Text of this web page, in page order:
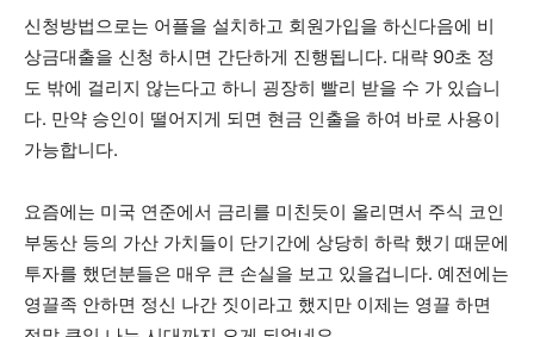
신청방법으로는 어플을 설치하고 회원가입을 하신다음에 비
상금대출을 신청 하시면 간단하게 진행됩니다. 대략 90초 정
도 밖에 걸리지 않는다고 하니 굉장히 빨리 받을 수 가 있습니
다. 만약 승인이 떨어지게 되면 현금 인출을 하여 바로 사용이
가능합니다.
요즘에는 미국 연준에서 금리를 미친듯이 올리면서 주식 코인
부동산 등의 가산 가치들이 단기간에 상당히 하락 했기 때문에
투자를 했던분들은 매우 큰 손실을 보고 있을겁니다. 예전에는
영끌족 안하면 정신 나간 짓이라고 했지만 이제는 영끌 하면